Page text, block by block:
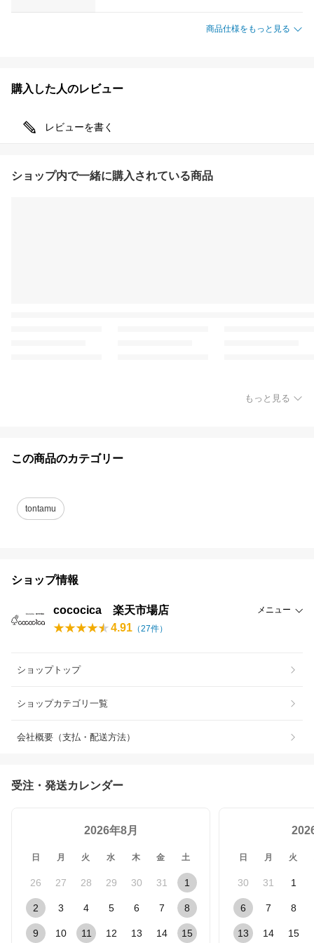
商品仕様をもっと見る
購入した人のレビュー
レビューを書く
ショップ内で一緒に購入されている商品
もっと見る
この商品のカテゴリー
tontamu
ショップ情報
cococica 楽天市場店 メニュー
4.91 （27件）
ショップトップ
ショップカテゴリ一覧
会社概要（支払・配送方法）
受注・発送カレンダー
2026年8月
日 月 火 水 木 金 土
26 27 28 29 30 31 1
2 3 4 5 6 7 8
9 10 11 12 13 14 15
日 月 火
30 31 1
6 7 8
13 14 15